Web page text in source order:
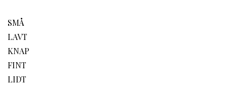
SMÅ
LAVT
KNAP
FINT
LIDT